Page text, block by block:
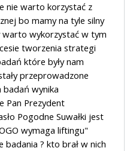
nie warto korzystać z
bo mamy na tyle silny
warto wykorzystać w tym
tworzenia strategi
które były nam
przeprowadzone
badań wynika
Pan Prezydent
Pogodne Suwałki jest
wymaga liftingu"
badania ? kto brał w nich